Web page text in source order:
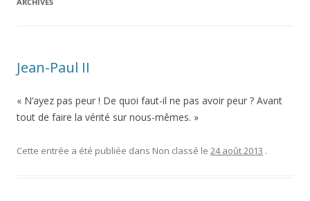
Jean-Paul II
« N’ayez pas peur ! De quoi faut-il ne pas avoir peur ? Avant
tout de faire la vérité sur nous-mêmes. »
Cette entrée a été publiée dans Non classé le 24 août 2013 .